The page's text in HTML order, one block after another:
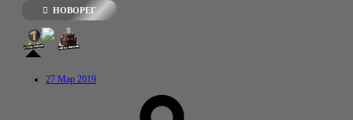
НОВОРЕГ
27 Мар 2019